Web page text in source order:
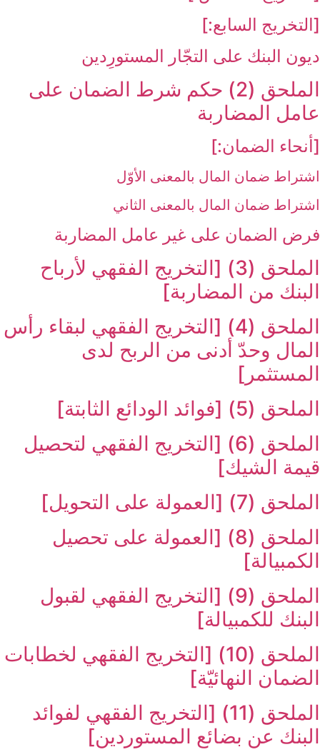
[التخريج السابع:]
ديون البنك على التجّار المستورِدين
الملحق (2) حكم شرط الضمان على
عامل المضاربة
[أنحاء الضمان:]
اشتراط ضمان المال بالمعنى الأوّل
اشتراط ضمان المال بالمعنى الثاني
فرض الضمان على غير عامل المضاربة
الملحق (3) [التخريج الفقهي لأرباح
البنك من المضاربة]
الملحق (4) [التخريج الفقهي لبقاء رأس
المال وحدّ أدنى من الربح لدى
المستثمر]
الملحق (5) [فوائد الودائع الثابتة]
الملحق (6) [التخريج الفقهي لتحصيل
قيمة الشيك‏]
الملحق (7) [العمولة على التحويل‏]
الملحق (8) [العمولة على تحصيل
الكمبيالة]
الملحق (9) [التخريج الفقهي لقبول
البنك للكمبيالة]
الملحق (10) [التخريج الفقهي لخطابات
الضمان النهائيّة]
الملحق (11) [التخريج الفقهي لفوائد
البنك عن بضائع المستوردين‏]